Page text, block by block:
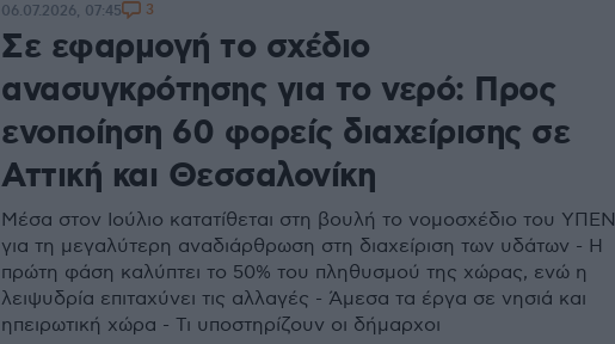
Σε εφαρμογή το σχέδιο
ανασυγκρότησης για τo νερό: Προς
ενοποίηση 60 φορείς διαχείρισης σε
Αττική και Θεσσαλονίκη
Μέσα στον Ιούλιο κατατίθεται στη βουλή το νομοσχέδιο του ΥΠΕΝ
για τη μεγαλύτερη αναδιάρθρωση στη διαχείριση των υδάτων - Η
πρώτη φάση καλύπτει το 50% του πληθυσμού της χώρας, ενώ η
λειψυδρία επιταχύνει τις αλλαγές - Άμεσα τα έργα σε νησιά και
ηπειρωτική χώρα - Τι υποστηρίζουν οι δήμαρχοι
06.07.2026, 07:45 3